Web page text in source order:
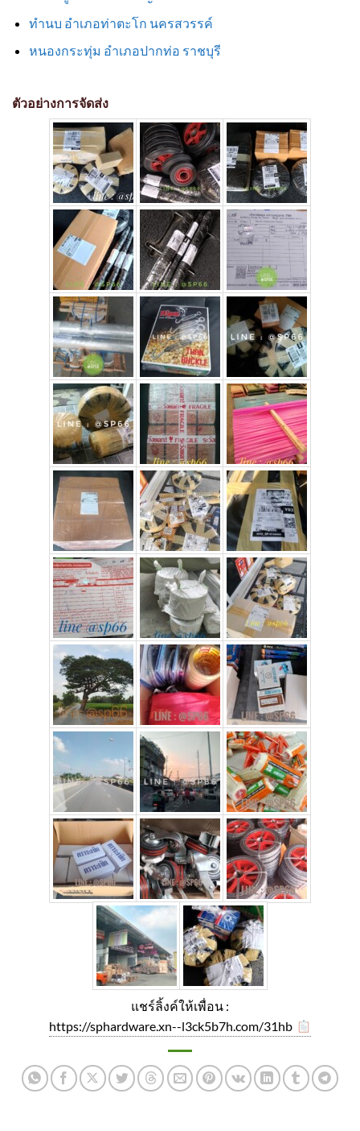
ทำนบ อำเภอท่าตะโก นครสวรรค์
หนองกระทุ่ม อำเภอปากท่อ ราชบุรี
ตัวอย่างการจัดส่ง
แชร์ลิ้งค์ให้เพื่อน :
https://sphardware.xn--l3ck5b7h.com/31hb